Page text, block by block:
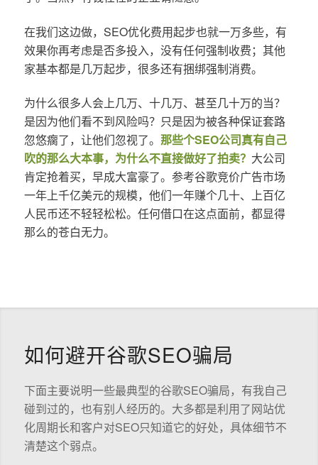
在我们这边做，SEO优化费用起步也就一万多些，有
效果你再考虑是否多投入，没有任何强制收费；其他
家基本都是几万起步，很多还有捆绑强制消费。
为什么很多人会上几万、十几万、甚至几十万的当？
是因为他们看不到风险吗？只是因为被各种保证套路
忽悠瘸了，让他们忽视了。 那些个SEO公司真有自己
吹的那么大本事，为什么不直接做好了拍卖？ 大公司
肯定抢着买，早成大富豪了。参考谷歌竞价广告市场
一年上千亿美元的规模，他们一年赚个几十、上百亿
人民币还不轻轻松松。任何借口在这点面前，都显得
那么的苍白无力。
如何避开谷歌SEO骗局
下面主要说明一些最典型的谷歌SEO骗局，有我自己
碰到过的，也有别人经历的。大多都是利用了网站优
化周期长和客户对SEO只知道它的好处，具体细节不
清楚这个弱点。